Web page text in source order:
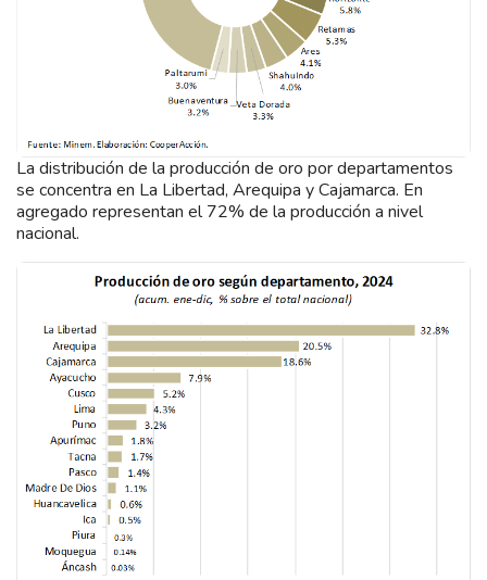
La distribución de la producción de oro por departamentos
se concentra en La Libertad, Arequipa y Cajamarca. En
agregado representan el 72% de la producción a nivel
nacional.